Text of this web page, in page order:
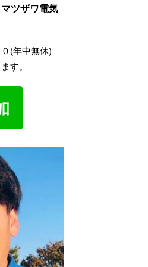
ツザワ電気
(年中無休)
す。